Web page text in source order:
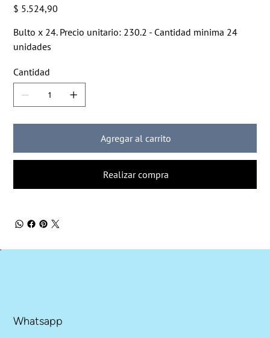
Precio
$ 5.524,90
Bulto x 24. Precio unitario: 230.2 - Cantidad minima 24
unidades
Cantidad
Agregar al carrito
Realizar compra
Whatsapp